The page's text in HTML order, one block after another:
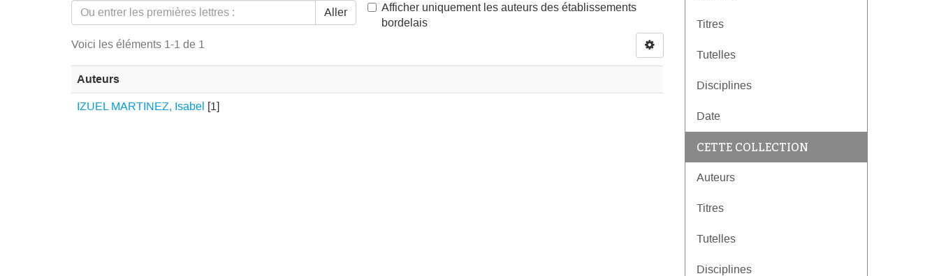
Aller
Afficher uniquement les auteurs des établissements
bordelais
Voici les éléments 1-1 de 1
Auteurs
IZUEL MARTINEZ, Isabel [1]
Titres
Tutelles
Disciplines
Date
CETTE COLLECTION
Auteurs
Titres
Tutelles
Disciplines